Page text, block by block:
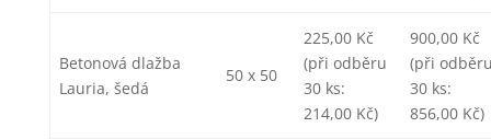
Betonová dlažba
Lauria, šedá
50 x 50
225,00 Kč
(při odběru
30 ks:
214,00 Kč)
900,00 Kč
(při
30 ks:
856,00 Kč)